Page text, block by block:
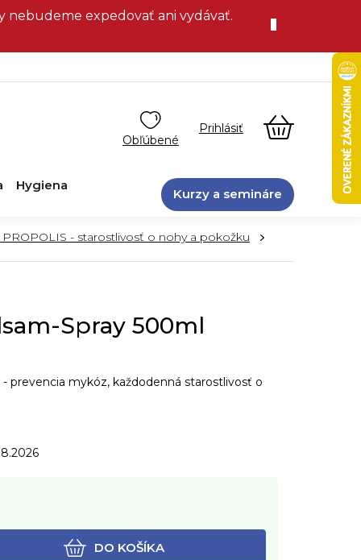
nebudeme expedovať ani vydávať.
NÁKUPNÝ
KOŠÍK
Hygiena
Kurzy a semináre
PROPOLIS - starostlivosť o nohy a pokožku
Spray 500ml
- prevencia mykóz, každodenná starostlivosť o
DO KOŠÍKA